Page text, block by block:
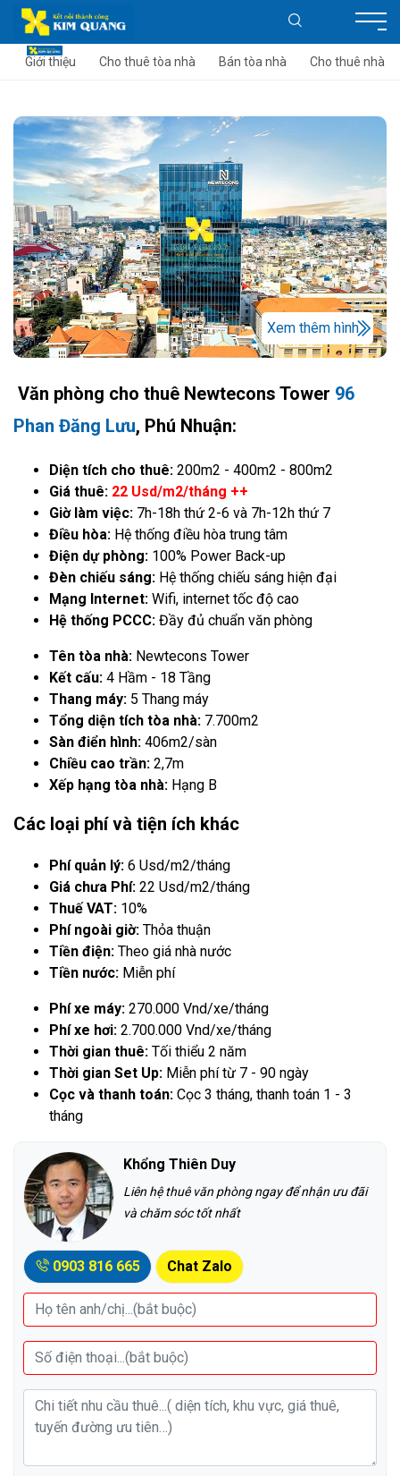
Giới thiệu Cho thuê tòa nhà Bán tòa nhà Cho thuê nhà
Xem thêm hình
Văn phòng cho thuê Newtecons Tower 96
Phan Đăng Lưu, Phú Nhuận:
Diện tích cho thuê: 200m2 - 400m2 - 800m2
Giá thuê: 22 Usd/m2/tháng ++
Giờ làm việc: 7h-18h thứ 2-6 và 7h-12h thứ 7
Điều hòa: Hệ thống điều hòa trung tâm
Điện dự phòng: 100% Power Back-up
Đèn chiếu sáng: Hệ thống chiếu sáng hiện đại
Mạng Internet: Wifi, internet tốc độ cao
Hệ thống PCCC: Đầy đủ chuẩn văn phòng
Tên tòa nhà: Newtecons Tower
Kết cấu: 4 Hầm - 18 Tầng
Thang máy: 5 Thang máy
Tổng diện tích tòa nhà: 7.700m2
Sàn điển hình: 406m2/sàn
Chiều cao trần: 2,7m
Xếp hạng tòa nhà: Hạng B
Các loại phí và tiện ích khác
Phí quản lý: 6 Usd/m2/tháng
Giá chưa Phí: 22 Usd/m2/tháng
Thuế VAT: 10%
Phí ngoài giờ: Thỏa thuận
Tiền điện: Theo giá nhà nước
Tiền nước: Miễn phí
Phí xe máy: 270.000 Vnd/xe/tháng
Phí xe hơi: 2.700.000 Vnd/xe/tháng
Thời gian thuê: Tối thiểu 2 năm
Thời gian Set Up: Miễn phí từ 7 - 90 ngày
Cọc và thanh toán: Cọc 3 tháng, thanh toán 1 - 3
tháng
Khổng Thiên Duy
Liên hệ thuê văn phòng ngay để nhận ưu đãi
và chăm sóc tốt nhất
0903 816 665 Chat Zalo